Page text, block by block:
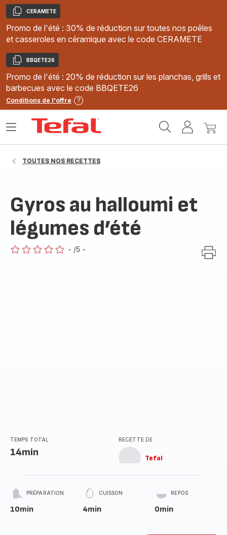
Copier
CERAMETE
Promo de l'été : 30% de réduction sur toutes nos poêles
et casseroles en céramique avec le code CERAMETE
Copier
BBQETE26
Promo de l'été : 20% de réduction sur les planchas, grills et
barbecues avec le code BBQETE26
Conditions de l'offre
MonMon
Ouvrir
TOUTES NOS RECETTES
Gyros au halloumi et
légumes d’été​
- /5 -
TEMPS TOTAL
14min
RECETTE DE
Tefal
PRÉPARATION
10min
CUISSON
4min
REPOS
0min